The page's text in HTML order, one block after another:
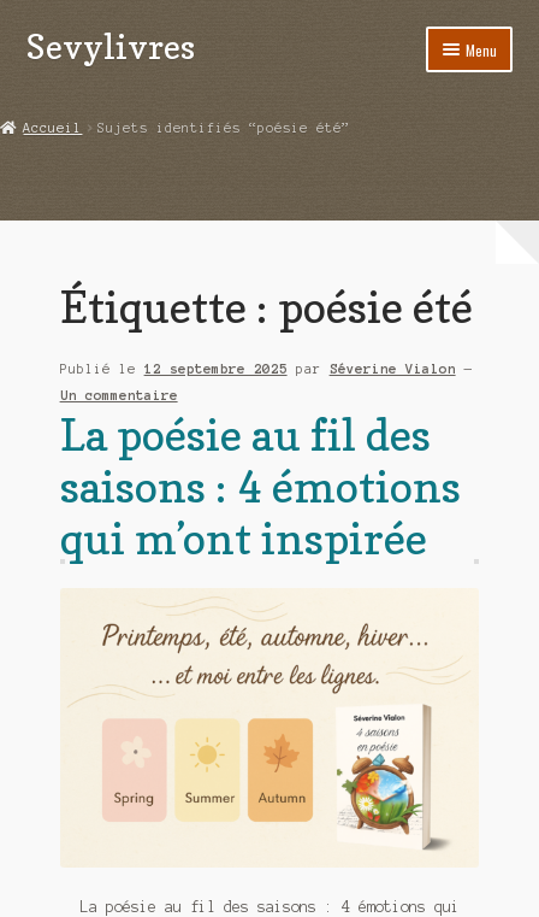
Aller
Aller
au
Sevylivres Menu
Au nom de la justice
Commande
Contact
De(s)tracteur réduit au silence
Enlèvement rêvé
Entre père et fils
La clé du bonheur
Les boules du Père Noël
Accueil Sujets identifiés “poésie été”
Étiquette : poésie été
Publié le 12 septembre 2025 par Séverine Vialon
—
Un commentaire
La poésie au fil des
saisons : 4 émotions
qui m’ont inspirée
La poésie au fil des saisons : 4 émotions qui